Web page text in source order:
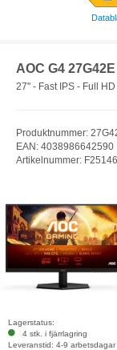
AOC G4
27" - Fast IPS - Full
Produktnummer:
EAN: 4038986642590
Artikelnummer:
Lagerstatus:
4 stk. i fjärrlagring
Leveranstid: 4-9 arbetsdagar